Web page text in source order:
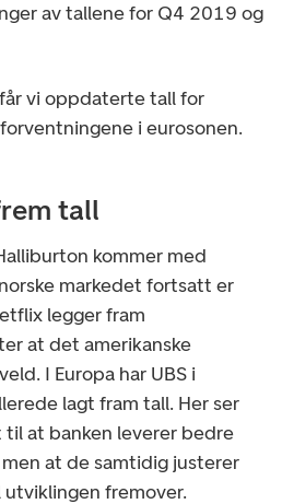
av tallene for Q4 2019 og
vi oppdaterte tall for
i eurosonen.
tall
kommer med
markedet fortsatt er
legger fram
at det amerikanske
I Europa har UBS i
lagt fram tall. Her ser
at banken leverer bedre
at de samtidig justerer
fremover.